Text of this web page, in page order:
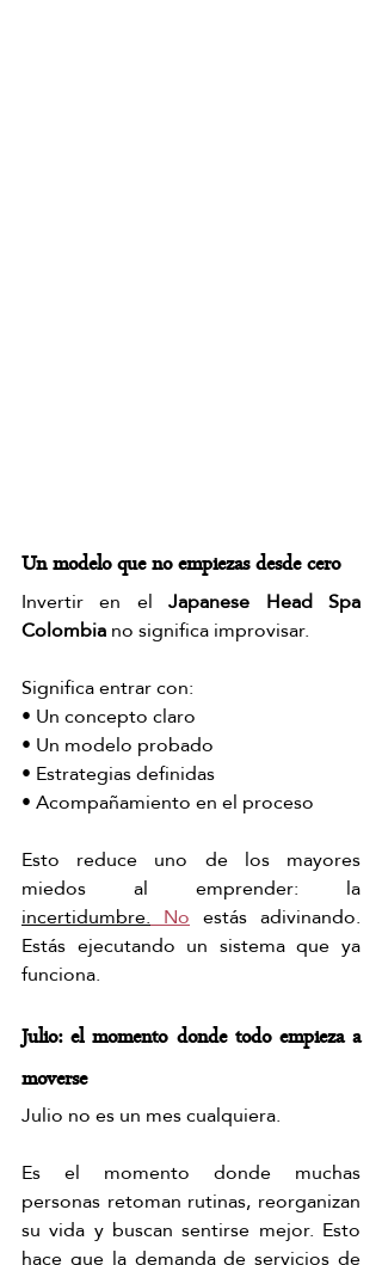
Un modelo que no empiezas desde cero
Invertir en el Japanese Head Spa
Colombia no significa improvisar.
Significa entrar con:
• Un concepto claro
• Un modelo probado
• Estrategias definidas
• Acompañamiento en el proceso
Esto reduce uno de los mayores
incertidumbre. No estás adivinando.
Estás ejecutando un sistema que ya
funciona.
Julio: el momento donde todo empieza a
moverse
Julio no es un mes cualquiera.
Es el momento donde muchas
personas retoman rutinas, reorganizan
su vida y buscan sentirse mejor. Esto